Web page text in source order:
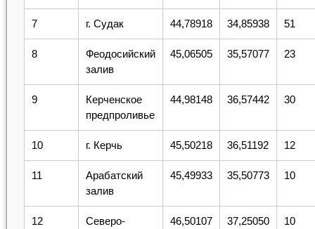
7 г. Судак 44,78918 34,85938 51
8
Феодосийский
залив
45,06505 35,57077 23
9
Керченское
предпроливье
44,98148 36,57442 30
10 г. Керчь 45,50218 36,51192 12
11
Арабатский
залив
45,49933 35,50773 10
12
Северо-
46,50107 37,25050 10